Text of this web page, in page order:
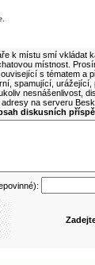
k místu smí vkládat
místnost.
s tématem a
spamující,
nesnášenlivost,
na serveru
diskusních